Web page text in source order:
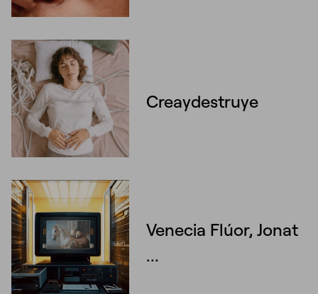
Creaydestruye
Venecia Flúor, Jonat
...